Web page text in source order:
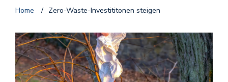
Home / Zero-Waste-Investititonen steigen